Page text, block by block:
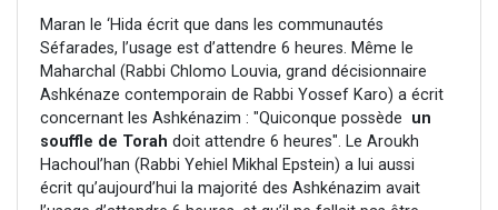
Maran le ‘Hida écrit que dans les communautés
Séfarades, l’usage est d’attendre 6 heures. Même le
Maharchal (Rabbi Chlomo Louvia, grand décisionnaire
Ashkénaze contemporain de Rabbi Yossef Karo) a écrit
concernant les Ashkénazim : "Quiconque possède un
souffle de Torah doit attendre 6 heures". Le Aroukh
Hachoul’han (Rabbi Yehiel Mikhal Epstein) a lui aussi
écrit qu’aujourd’hui la majorité des Ashkénazim avait